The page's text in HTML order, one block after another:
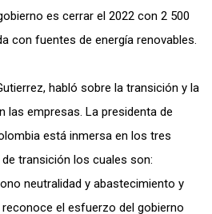
es cerrar el 2022 con 2 500
con fuentes de energía renovables.
habló sobre la transición y la
las empresas. La presidenta de
está inmersa en los tres
transición los cuales son:
neutralidad y abastecimiento y
el esfuerzo del gobierno